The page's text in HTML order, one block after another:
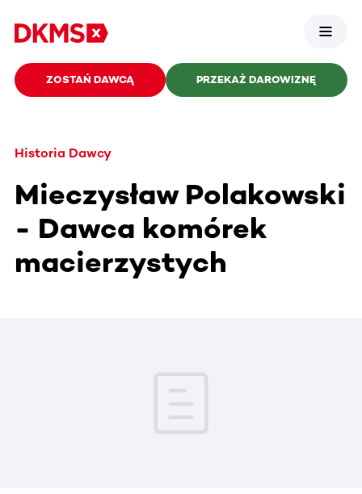
ZOSTAŃ DAWCĄ PRZEKAŻ DAROWIZNĘ
Historia Dawcy
Mieczysław Polakowski
- Dawca komórek
macierzystych